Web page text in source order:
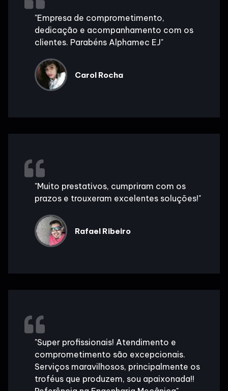
"Empresa de comprometimento,
dedicação e acompanhamento com os
clientes. Parabéns Alphamec EJ"
Carol Rocha
"Muito prestativos, cumpriram com os
prazos e trouxeram excelentes soluções!"
Rafael Ribeiro
"Super profissionais! Atendimento e
comprometimento são excepcionais.
Serviços maravilhosos, principalmente os
troféus que produzem, sou apaixonada!!